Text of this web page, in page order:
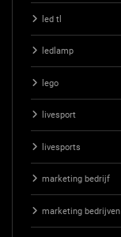
led tl
ledlamp
lego
livesport
livesports
marketing bedrijf
marketing bedrijven